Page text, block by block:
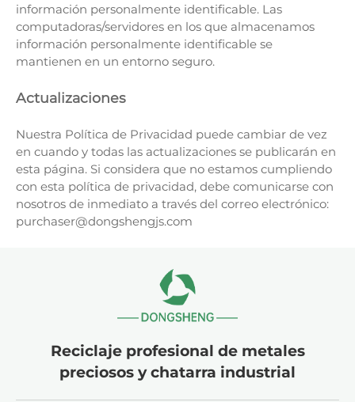
información personalmente identificable. Las
computadoras/servidores en los que almacenamos
información personalmente identificable se
mantienen en un entorno seguro.
Actualizaciones
Nuestra Política de Privacidad puede cambiar de vez
en cuando y todas las actualizaciones se publicarán en
esta página. Si considera que no estamos cumpliendo
con esta política de privacidad, debe comunicarse con
nosotros de inmediato a través del correo electrónico:
purchaser@dongshengjs.com
Reciclaje profesional de metales
preciosos y chatarra industrial